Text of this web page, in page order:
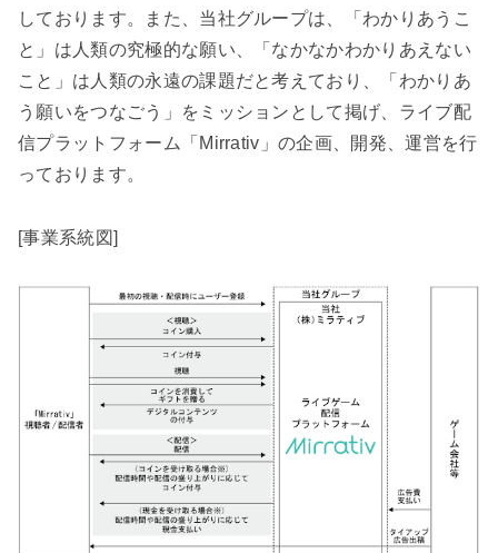
しております。また、当社グループは、「わかりあうこ
と」は人類の究極的な願い、「なかなかわかりあえない
こと」は人類の永遠の課題だと考えており、「わかりあ
う願いをつなごう」をミッションとして掲げ、ライブ配
信プラットフォーム「Mirrativ」の企画、開発、運営を行
っております。
[事業系統図]